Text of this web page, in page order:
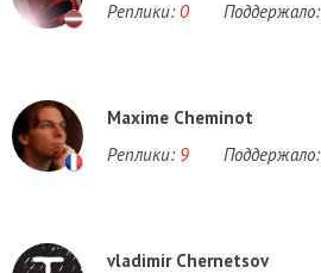
Реплики: 0 Поддержало:
Maxime Cheminot
Реплики: 9 Поддержало:
vladimir Chernetsov